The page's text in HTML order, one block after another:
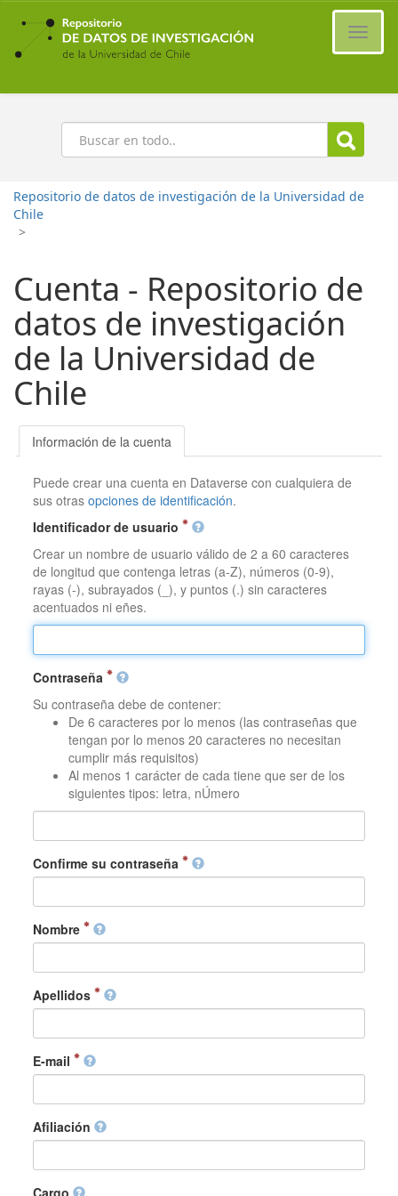
Ir
contenido
principal
Buscar
Repositorio de datos de investigación de la Universidad de
Chile
>
Cuenta - Repositorio de
datos de investigación
de la Universidad de
Chile
Información de la cuenta
Puede crear una cuenta en Dataverse con cualquiera de
sus otrasopciones de identificación.
Identificador de usuario
Crear un nombre de usuario válido de 2 a 60 caracteres
de longitud que contenga letras (a-Z), números (0-9),
rayas (-), subrayados (_), y puntos (.) sin caracteres
acentuados ni eñes.
Contraseña
Su contraseña debe de contener:
De 6 caracteres por lo menos (las contraseñas que
tengan por lo menos 20 caracteres no necesitan
cumplir más requisitos)
Al menos 1 carácter de cada tiene que ser de los
siguientes tipos: letra, nÚmero
Confirme su contraseña
Nombre
Apellidos
E-mail
Afiliación
Cargo